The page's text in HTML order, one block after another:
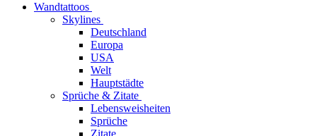
Wandtattoos
Skylines
Deutschland
Europa
USA
Welt
Hauptstädte
Sprüche & Zitate
Lebensweisheiten
Sprüche
Zitate